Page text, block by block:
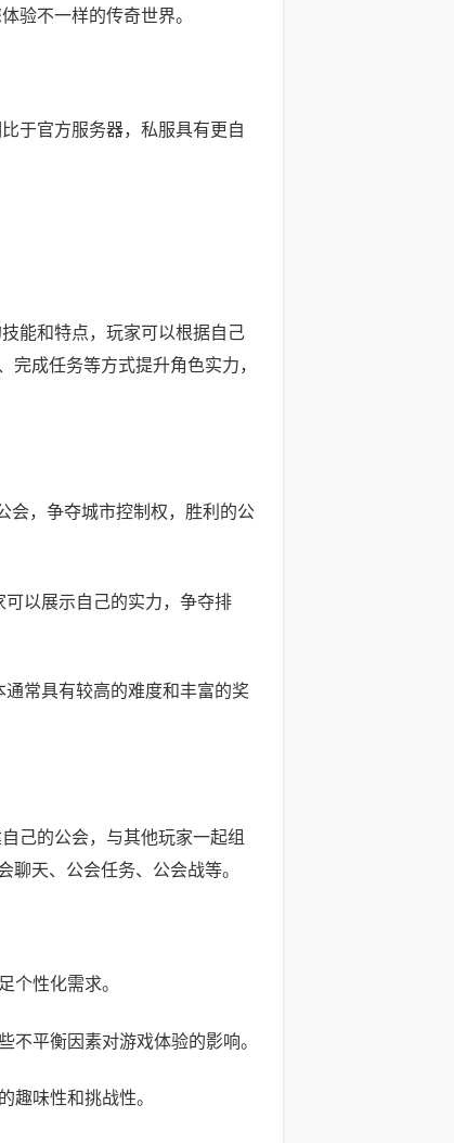
验不一样的传奇世界。
于官方服务器，私服具有更自
能和特点，玩家可以根据自己
成任务等方式提升角色实力，
会，争夺城市控制权，胜利的公
可以展示自己的实力，争夺排
常具有较高的难度和丰富的奖
己的公会，与其他玩家一起组
天、公会任务、公会战等。
个性化需求。
不平衡因素对游戏体验的影响。
趣味性和挑战性。